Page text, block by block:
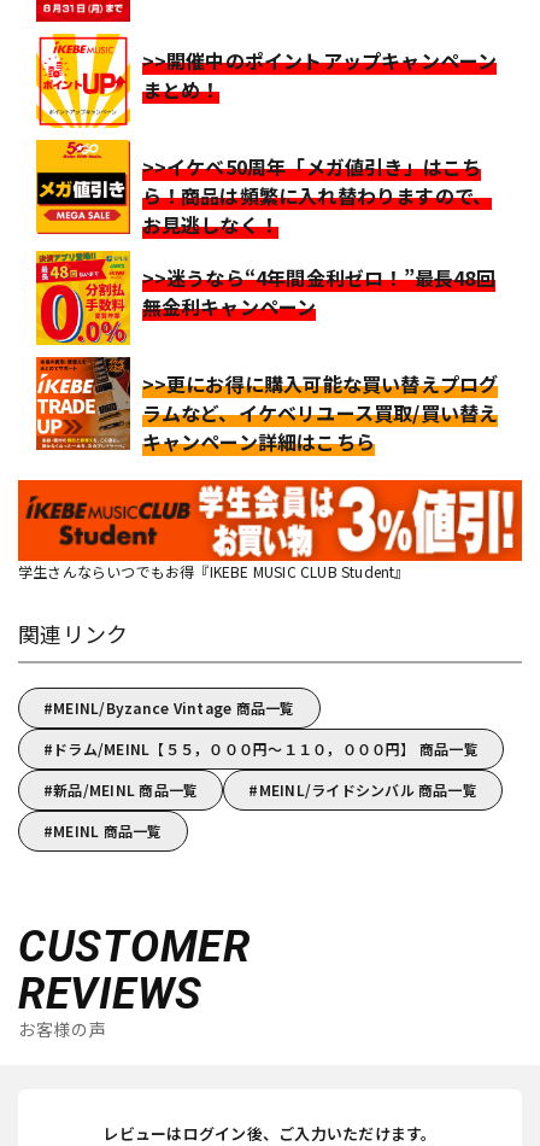
>>開催中のポイントアップキャンペーン
まとめ！
>>イケベ50周年「メガ値引き」はこち
ら！商品は頻繁に入れ替わりますので、
お見逃しなく！
>>迷うなら“4年間金利ゼロ！”最長48回
無金利キャンペーン
>>更にお得に購入可能な買い替えプログ
ラムなど、イケベリユース買取/買い替え
キャンペーン詳細はこちら
学生さんならいつでもお得『IKEBE MUSIC CLUB Student』
関連リンク
MEINL/Byzance Vintage 商品一覧
ドラム/MEINL【５５，０００円～１１０，０００円】 商品一覧
新品/MEINL 商品一覧
MEINL/ライドシンバル 商品一覧
MEINL 商品一覧
CUSTOMER
REVIEWS
お客様の声
レビューはログイン後、ご入力いただけます。